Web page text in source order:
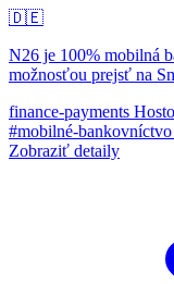
🇩🇪
N26 je 100% mobilná
možnosťou prejsť na
finance-payments
#mobilné-bankovníctvo
Zobraziť detaily